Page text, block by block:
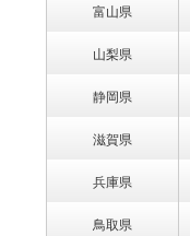
富山県
山梨県
静岡県
滋賀県
兵庫県
鳥取県